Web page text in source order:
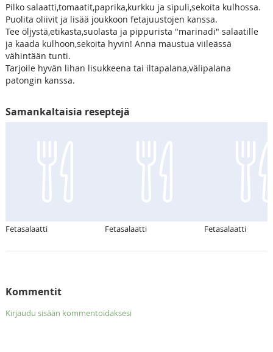
Pilko salaatti,tomaatit,paprika,kurkku ja sipuli,sekoita kulhossa.
Puolita oliivit ja lisää joukkoon fetajuustojen kanssa.
Tee öljystä,etikasta,suolasta ja pippurista "marinadi" salaatille
ja kaada kulhoon,sekoita hyvin! Anna maustua viileässä
vähintään tunti.
Tarjoile hyvän lihan lisukkeena tai iltapalana,välipalana
patongin kanssa.
Samankaltaisia reseptejä
Fetasalaatti Fetasalaatti Fetasalaatti
Kommentit
Kirjaudu sisään kommentoidaksesi